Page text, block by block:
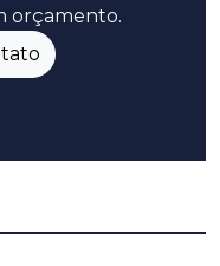
orçamento.